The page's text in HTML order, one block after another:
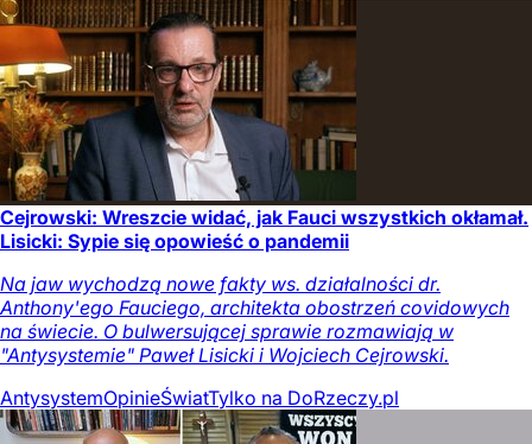
Cejrowski: Wreszcie widać, jak Fauci wszystkich okłamał.
Lisicki: Sypie się opowieść o pandemii
Na jaw wychodzą nowe fakty ws. działalności dr.
Anthony'ego Fauciego, architekta obostrzeń covidowych
na świecie. O bulwersującej sprawie rozmawiają w
"Antysystemie" Paweł Lisicki i Wojciech Cejrowski.
AntysystemOpinieŚwiatTylko na DoRzeczy.pl